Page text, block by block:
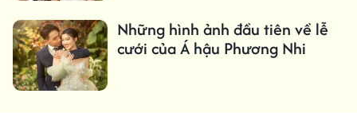
Những hình ảnh đầu tiên về lễ
cưới của Á hậu Phương Nhi